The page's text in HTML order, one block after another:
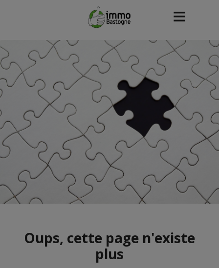
Oups, cette page n'existe
plus